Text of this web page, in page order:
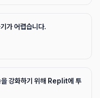
가 어렵습니다.
강화하기 위해 Replit에 투